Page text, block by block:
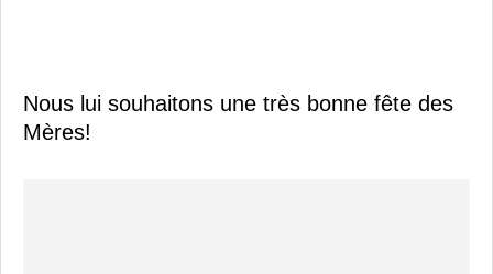
Nous lui souhaitons une très bonne fête des
Mères!